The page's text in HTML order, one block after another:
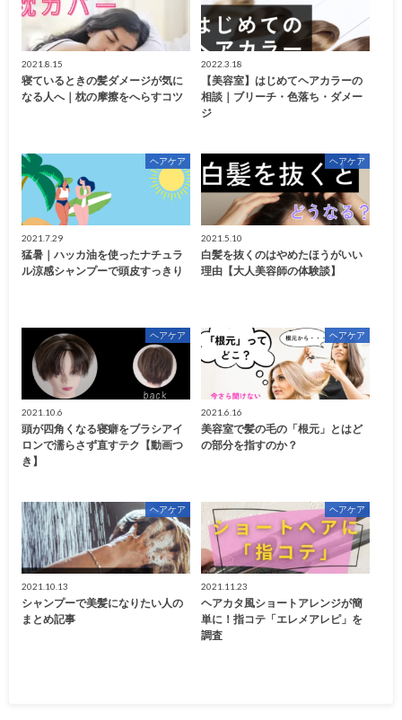
2021.8.15
寝ているときの髪ダメージが気に
なる人へ｜枕の摩擦をへらすコツ
2022.3.18
【美容室】はじめてヘアカラーの
相談｜ブリーチ・色落ち・ダメー
ジ
ヘアケア
2021.7.29
猛暑｜ハッカ油を使ったナチュラ
ル涼感シャンプーで頭皮すっきり
ヘアケア
2021.5.10
白髪を抜くのはやめたほうがいい
理由【大人美容師の体験談】
ヘアケア
2021.10.6
頭が四角くなる寝癖をブラシアイ
ロンで濡らさず直すテク【動画つ
き】
ヘアケア
2021.6.16
美容室で髪の毛の「根元」とはど
の部分を指すのか？
ヘアケア
2021.10.13
シャンプーで美髪になりたい人の
まとめ記事
ヘアケア
2021.11.23
ヘアカタ風ショートアレンジが簡
単に！指コテ「エレメアレピ」を
調査